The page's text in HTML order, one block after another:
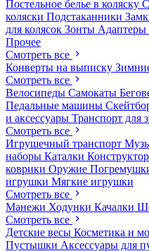
Постельное белье в коляску
коляски Подстаканники
для колясок Зонты Адаптеры
Прочее
Смотреть все
Конверты на выписку
Смотреть все
Велосипеды Самокаты
Педальные машины
и аксессуары Транспорт для
Смотреть все
Игрушечный транспорт
наборы Каталки
коврики Оружие
игрушки Мягкие игрушки
Смотреть все
Манежи Ходунки Качалки
Смотреть все
Детские весы Косметика и
Пустышки Аксессуары для